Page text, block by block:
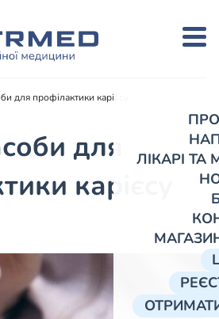
ЛІКАРІ
для профілактики карієсу
для
карієсу